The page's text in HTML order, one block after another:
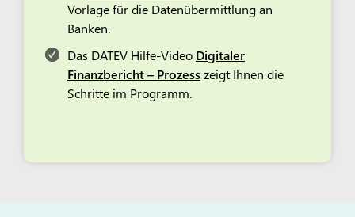
Vorlage für die Datenübermittlung an
Banken.
Das DATEV Hilfe-Video Digitaler
Finanzbericht – Prozesszeigt Ihnen die
Schritte im Programm.